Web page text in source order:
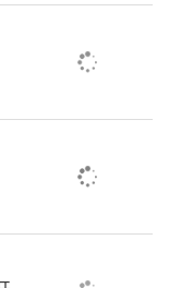
户开展烘干
级党组织动
抢收抢种保
我省党员干
基